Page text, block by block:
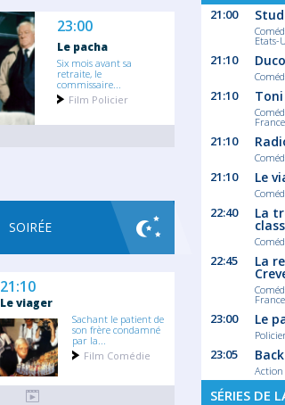
23:00
Le pacha
Six mois avant sa
retraite, le
commissaire...
Film Policier
SOIRÉE
21:10
Le viager
Sachant le patient de
son frère condamné
par la...
Film Comédie
21:00
Etats-
21:10
21:10
21:10
21:10 Le
22:40 La
22:45 La
23:00 Le
23:05
Action
SÉRIES DE